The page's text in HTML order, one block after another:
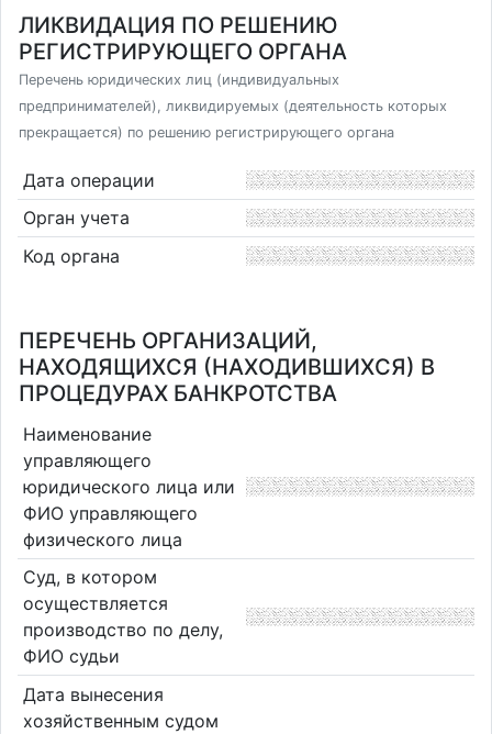
ЛИКВИДАЦИЯ ПО РЕШЕНИЮ
РЕГИСТРИРУЮЩЕГО ОРГАНА
Перечень юридических лиц (индивидуальных
предпринимателей), ликвидируемых (деятельность которых
прекращается) по решению регистрирующего органа
Дата операции
Орган учета
Код органа
ПЕРЕЧЕНЬ ОРГАНИЗАЦИЙ,
НАХОДЯЩИХСЯ (НАХОДИВШИХСЯ) В
ПРОЦЕДУРАХ БАНКРОТСТВА
Наименование
управляющего
юридического лица или
ФИО управляющего
физического лица
Суд, в котором
осуществляется
производство по делу,
ФИО судьи
Дата вынесения
хозяйственным судом